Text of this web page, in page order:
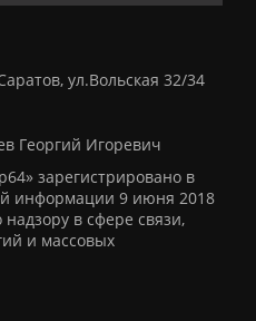
ул.Вольская 32/34
Георгий Игоревич
зарегистрировано в
информации 9 июня 2018
в сфере связи,
и массовых